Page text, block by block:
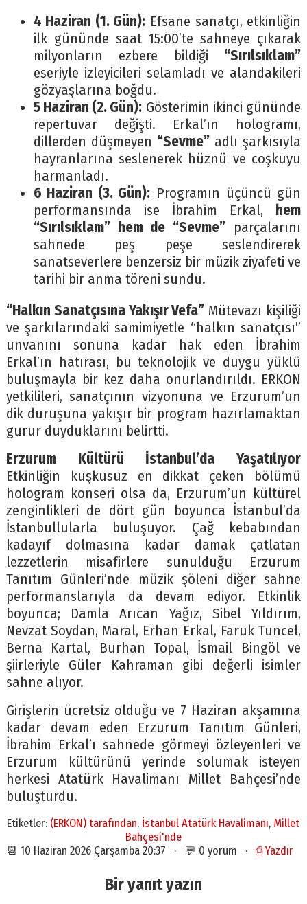
4 Haziran (1. Gün): Efsane sanatçı, etkinliğin
ilk gününde saat 15:00’te sahneye çıkarak
milyonların ezbere bildiği “Sırılsıklam”
eseriyle izleyicileri selamladı ve alandakileri
gözyaşlarına boğdu.
5 Haziran (2. Gün): Gösterimin ikinci gününde
repertuvar değişti. Erkal’ın hologramı,
dillerden düşmeyen “Sevme” adlı şarkısıyla
hayranlarına seslenerek hüznü ve coşkuyu
harmanladı.
6 Haziran (3. Gün): Programın üçüncü gün
performansında ise İbrahim Erkal,
hem
“Sırılsıklam” hem de “Sevme” parçalarını
sahnede peş peşe seslendirerek
sanatseverlere benzersiz bir müzik ziyafeti ve
tarihi bir anma töreni sundu.
“Halkın Sanatçısına Yakışır Vefa” Mütevazı kişiliği
ve şarkılarındaki samimiyetle “halkın sanatçısı”
unvanını sonuna kadar hak eden İbrahim
Erkal’ın hatırası, bu teknolojik ve duygu yüklü
buluşmayla bir kez daha onurlandırıldı. ERKON
yetkilileri, sanatçının vizyonuna ve Erzurum’un
dik duruşuna yakışır bir program hazırlamaktan
gurur duyduklarını belirtti.
Erzurum Kültürü İstanbul’da Yaşatılıyor
Etkinliğin kuşkusuz en dikkat çeken bölümü
hologram konseri olsa da, Erzurum’un kültürel
zenginlikleri de dört gün boyunca İstanbul’da
İstanbullularla buluşuyor. Çağ kebabından
kadayıf dolmasına kadar damak çatlatan
lezzetlerin misafirlere sunulduğu Erzurum
Tanıtım Günleri’nde müzik şöleni diğer sahne
performanslarıyla da devam ediyor. Etkinlik
boyunca; Damla Arıcan Yağız, Sibel Yıldırım,
Nevzat Soydan, Maral, Erhan Erkal, Faruk Tuncel,
Berna Kartal, Burhan Topal, İsmail Bingöl ve
şiirleriyle Güler Kahraman gibi değerli isimler
sahne alıyor.
Girişlerin ücretsiz olduğu ve 7 Haziran akşamına
kadar devam eden Erzurum Tanıtım Günleri,
İbrahim Erkal’ı sahnede görmeyi özleyenleri ve
Erzurum kültürünü yerinde solumak isteyen
herkesi Atatürk Havalimanı Millet Bahçesi’nde
buluşturdu.
Etiketler: (ERKON) tarafından, İstanbul Atatürk Havalimanı, Millet
Bahçesi'nde
📆 10 Haziran 2026 Çarşamba 20:37 · 💬 0 yorum · ⎙ Yazdır
Bir yanıt yazın